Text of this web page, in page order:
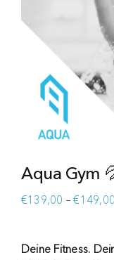
Aqua Gym
€139,00 –€149,00
Deine Fitness.